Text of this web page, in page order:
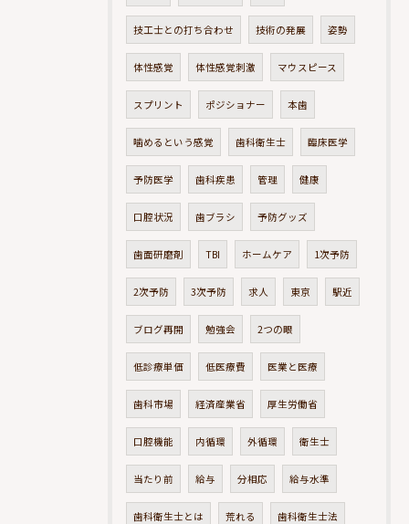
技工士との打ち合わせ 技術の発展 姿勢
体性感覚 体性感覚刺激 マウスピース
スプリント ポジショナー 本歯
噛めるという感覚 歯科衛生士 臨床医学
予防医学 歯科疾患 管理 健康
口腔状況 歯ブラシ 予防グッズ
歯面研磨剤 TBI ホームケア 1次予防
2次予防 3次予防 求人 東京 駅近
ブログ再開 勉強会 2つの眼
低診療単価 低医療費 医業と医療
歯科市場 経済産業省 厚生労働省
口腔機能 内循環 外循環 衛生士
当たり前 給与 分相応 給与水準
歯科衛生士とは 荒れる 歯科衛生士法